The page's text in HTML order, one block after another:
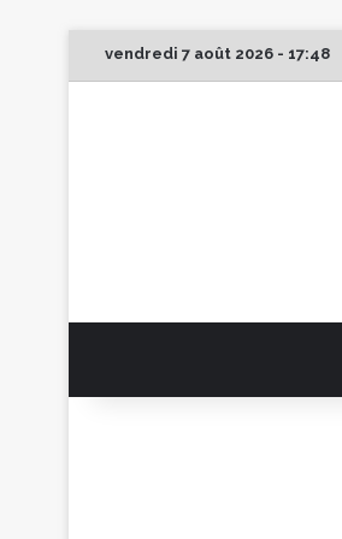
vendredi 7 août 2026 - 17:48